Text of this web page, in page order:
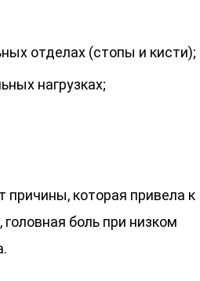
отделах (стопы и кисти);
нагрузках;
причины, которая привела к
боль при низком